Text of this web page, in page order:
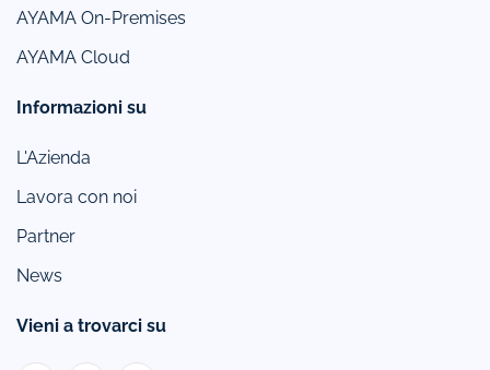
AYAMA On-Premises
AYAMA Cloud
Informazioni su
L'Azienda
Lavora con noi
Partner
News
Vieni a trovarci su